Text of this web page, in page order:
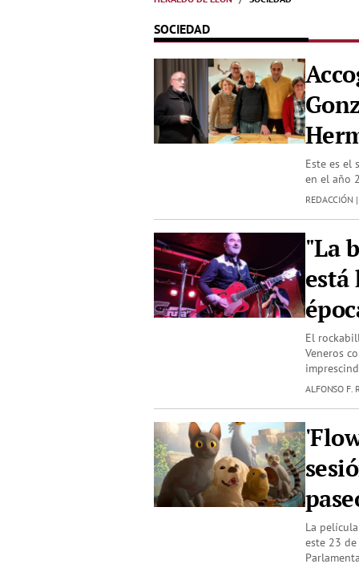
SOCIEDAD
Este es el
en el año
REDACCIÓN
"La
está
El
Veneros
ALFONSO F.
La
este 23